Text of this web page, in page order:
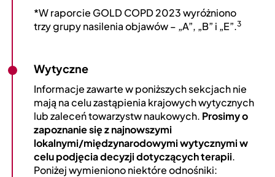
*W raporcie GOLD COPD 2023 wyróżniono
trzy grupy nasilenia objawów – „A”, „B” i „E”.3
Wytyczne
Informacje zawarte w poniższych sekcjach nie
mają na celu zastąpienia krajowych wytycznych
lub zaleceń towarzystw naukowych. Prosimy o
zapoznanie się z najnowszymi
lokalnymi/międzynarodowymi wytycznymi w
celu podjęcia decyzji dotyczących terapii.
Poniżej wymieniono niektóre odnośniki: